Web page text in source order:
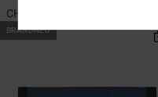
CHF 89,00
BRANDNEU